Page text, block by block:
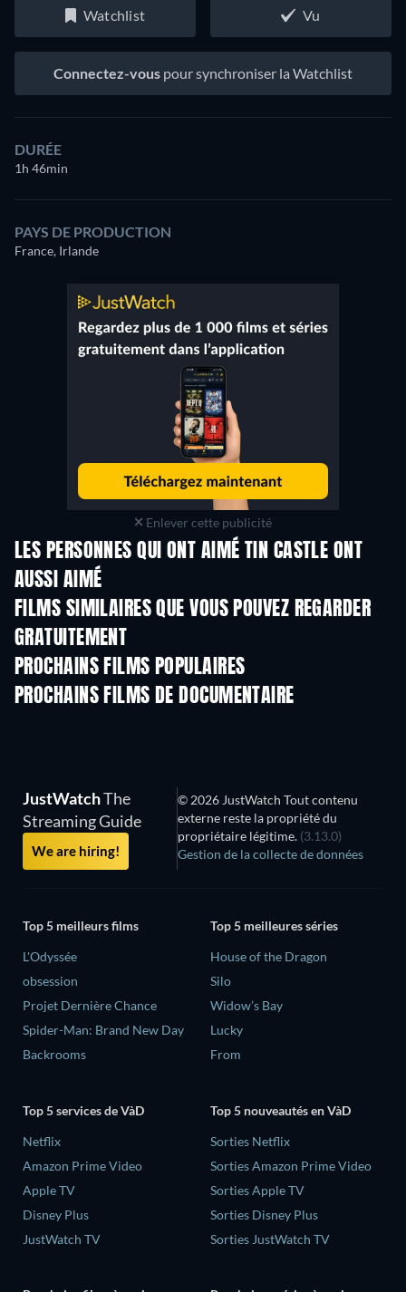
Watchlist Vu
Connectez-vous pour synchroniser la Watchlist
DURÉE
1h 46min
PAYS DE PRODUCTION
France, Irlande
Enlever cette publicité
LES PERSONNES QUI ONT AIMÉ TIN CASTLE ONT
AUSSI AIMÉ
FILMS SIMILAIRES QUE VOUS POUVEZ REGARDER
GRATUITEMENT
PROCHAINS FILMS POPULAIRES
PROCHAINS FILMS DE DOCUMENTAIRE
JustWatchThe
Streaming Guide
We are hiring!
© 2026 JustWatch Tout contenu
externe reste la propriété du
propriétaire légitime. (3.13.0)
Gestion de la collecte de données
Top 5 meilleurs films
L'Odyssée
obsession
Projet Dernière Chance
Spider-Man: Brand New Day
Backrooms
Top 5 meilleures séries
House of the Dragon
Silo
Widow’s Bay
Lucky
From
Top 5 services de VàD
Netflix
Amazon Prime Video
Apple TV
Disney Plus
JustWatch TV
Top 5 nouveautés en VàD
Sorties Netflix
Sorties Amazon Prime Video
Sorties Apple TV
Sorties Disney Plus
Sorties JustWatch TV